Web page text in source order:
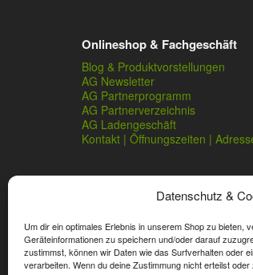
Datenschutz &
Um dir ein optimales Erlebnis in unserem Shop zu bieten,
Geräteinformationen zu speichern und/oder darauf
zustimmst, können wir Daten wie das Surfverhalten oder
verarbeiten. Wenn du deine Zustimmung nicht erteilst
Onlineshop & Fachgeschäft
Blog & Produktvorstellungen
AG Newsletter
AG Partnerprogramm
AG Partnerverzeichnis
AG Ladengeschäft
Kontakt | Öffnungszeiten |